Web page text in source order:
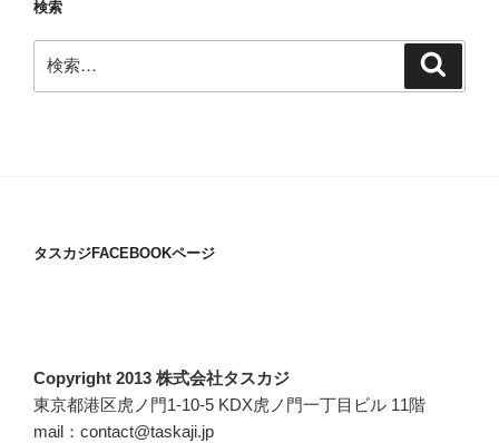
検索
索:
タスカジFACEBOOKページ
Copyright 2013 株式会社タスカジ
東京都港区虎ノ門1-10-5 KDX虎ノ門一丁目ビル 11階
mail：contact@taskaji.jp